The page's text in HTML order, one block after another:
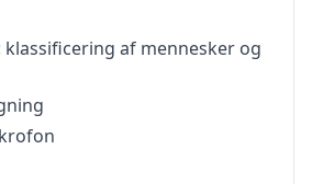
klassificering af mennesker og